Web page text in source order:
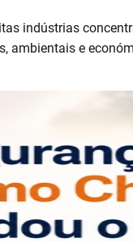
indústrias
ambientais e